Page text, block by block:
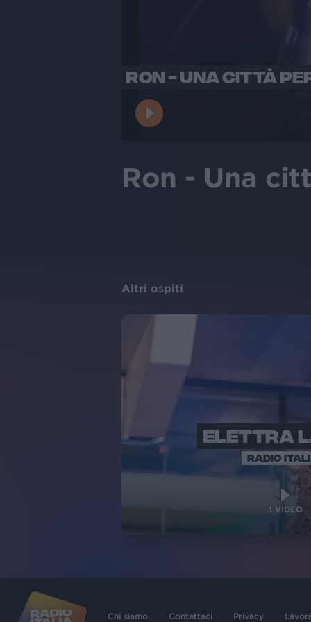
RON - UNA CITTÀ
Ron - Una
Altri ospiti
ELETTRA
RADIO
1 VIDEO
Chi siamo Contattaci Privacy